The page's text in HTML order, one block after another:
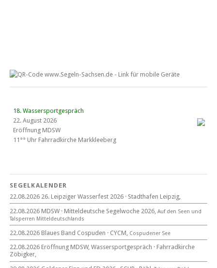
18. Wassersportgespräch
22. August 2026
Eröffnung MDSW
11°° Uhr Fahrrad­kirche Markkleeberg
22. August 2026
beim CYCM
für alle Segler am See
Mitteldeutsche Segelwoche
22. – 30. August 2026 in Sachsen · Thüringen · Sachsen Anhalt
SEGELKALENDER
22.08.2026 26. Leipziger Wasserfest 2026 · Stadthafen Leipzig,
22.08.2026 MDSW · Mitteldeutsche Segelwoche 2026, Auf den Seen und
Tal­sperren Mittel­deut­sch­lands
22.08.2026 Blaues Band Cospuden · CYCM, Cospudener See
22.08.2026 Eröffnung MDSW, Wassersportgespräch · Fahrradkirche
Zöbigker,